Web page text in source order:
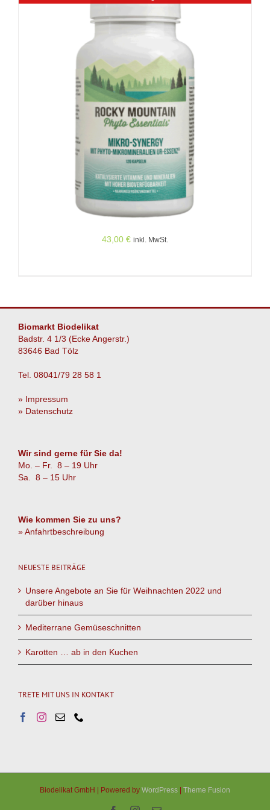
43,00 € inkl. MwSt.
Biomarkt Biodelikat
Badstr. 4 1/3 (Ecke Angerstr.)
83646 Bad Tölz
Tel. 08041/79 28 58 1
» Impressum
» Datenschutz
Wir sind gerne für Sie da!
Mo. – Fr. 8 – 19 Uhr
Sa. 8 – 15 Uhr
Wie kommen Sie zu uns?
» Anfahrtbeschreibung
NEUESTE BEITRÄGE
Unsere Angebote an Sie für Weihnachten 2022 und
darüber hinaus
Mediterrane Gemüseschnitten
Karotten … ab in den Kuchen
TRETE MIT UNS IN KONTAKT
Biodelikat GmbH | Powered by WordPress Theme Fusion